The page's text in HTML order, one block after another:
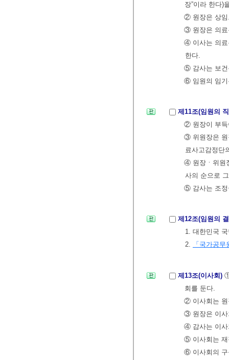
장”이라 한다)
② 원장은 상임
③ 원장은 의료
④ 이사는 의료
한다.
⑤ 감사는 보건
⑥ 임원의 임기
제11조(임원의
② 원장이 부득
③ 위원장은 원
료사고감정단
④ 원장ㆍ위원
사의 순으로
⑤ 감사는 조정
제12조(임원의
1. 대한민국
2.
「국가공무
제13조(이사회)
회를 둔다.
② 이사회는 원
③ 원장은 이사
④ 감사는 이사
⑤ 이사회는 재
⑥ 이사회의 구